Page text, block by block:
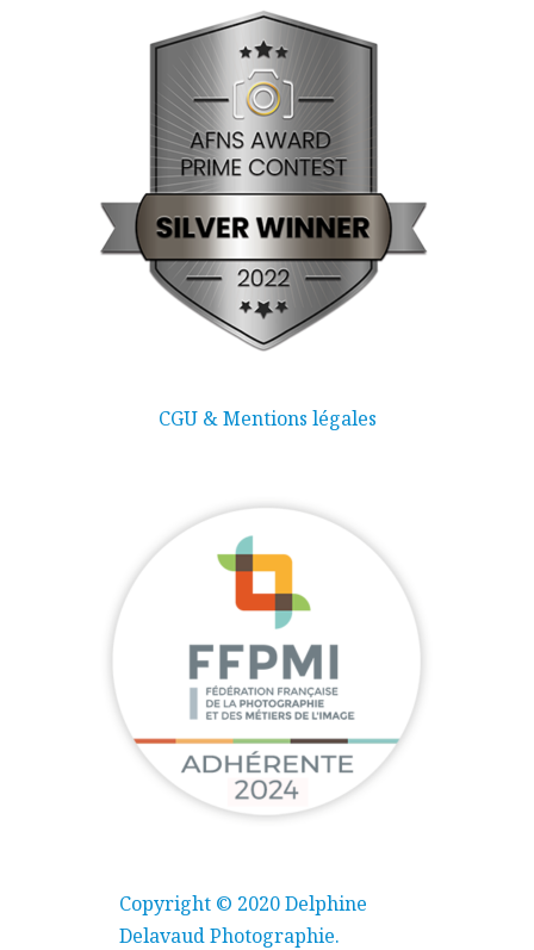
CGU & Mentions légales
Copyright © 2020 Delphine
Delavaud Photographie.